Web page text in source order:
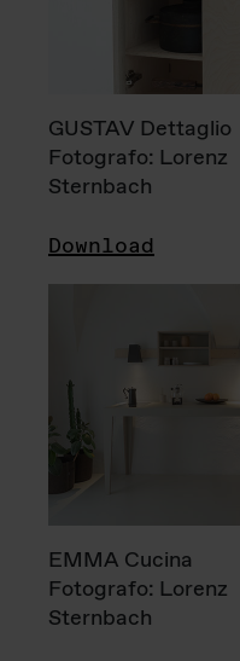
GUSTAV Dettaglio
Fotografo: Lorenz
Sternbach
Download
EMMA Cucina
Fotografo: Lorenz
Sternbach